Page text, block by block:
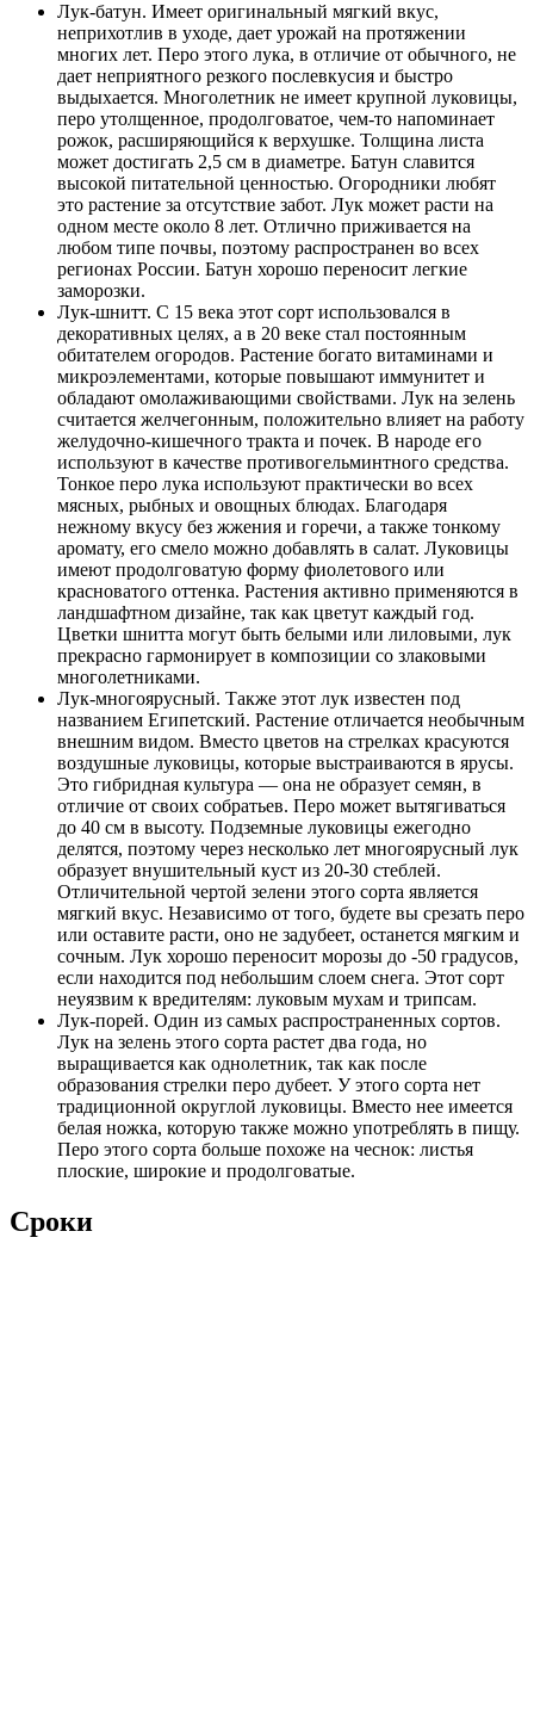
Лук-батун. Имеет оригинальный мягкий вкус,
неприхотлив в уходе, дает урожай на протяжении
многих лет. Перо этого лука, в отличие от обычного, не
дает неприятного резкого послевкусия и быстро
выдыхается. Многолетник не имеет крупной луковицы,
перо утолщенное, продолговатое, чем-то напоминает
рожок, расширяющийся к верхушке. Толщина листа
может достигать 2,5 см в диаметре. Батун славится
высокой питательной ценностью. Огородники любят
это растение за отсутствие забот. Лук может расти на
одном месте около 8 лет. Отлично приживается на
любом типе почвы, поэтому распространен во всех
регионах России. Батун хорошо переносит легкие
заморозки.
Лук-шнитт. С 15 века этот сорт использовался в
декоративных целях, а в 20 веке стал постоянным
обитателем огородов. Растение богато витаминами и
микроэлементами, которые повышают иммунитет и
обладают омолаживающими свойствами. Лук на зелень
считается желчегонным, положительно влияет на работу
желудочно-кишечного тракта и почек. В народе его
используют в качестве противогельминтного средства.
Тонкое перо лука используют практически во всех
мясных, рыбных и овощных блюдах. Благодаря
нежному вкусу без жжения и горечи, а также тонкому
аромату, его смело можно добавлять в салат. Луковицы
имеют продолговатую форму фиолетового или
красноватого оттенка. Растения активно применяются в
ландшафтном дизайне, так как цветут каждый год.
Цветки шнитта могут быть белыми или лиловыми, лук
прекрасно гармонирует в композиции со злаковыми
многолетниками.
Лук-многоярусный. Также этот лук известен под
названием Египетский. Растение отличается необычным
внешним видом. Вместо цветов на стрелках красуются
воздушные луковицы, которые выстраиваются в ярусы.
Это гибридная культура — она не образует семян, в
отличие от своих собратьев. Перо может вытягиваться
до 40 см в высоту. Подземные луковицы ежегодно
делятся, поэтому через несколько лет многоярусный лук
образует внушительный куст из 20-30 стеблей.
Отличительной чертой зелени этого сорта является
мягкий вкус. Независимо от того, будете вы срезать перо
или оставите расти, оно не задубеет, останется мягким и
сочным. Лук хорошо переносит морозы до -50 градусов,
если находится под небольшим слоем снега. Этот сорт
неуязвим к вредителям: луковым мухам и трипсам.
Лук-порей. Один из самых распространенных сортов.
Лук на зелень этого сорта растет два года, но
выращивается как однолетник, так как после
образования стрелки перо дубеет. У этого сорта нет
традиционной округлой луковицы. Вместо нее имеется
белая ножка, которую также можно употреблять в пищу.
Перо этого сорта больше похоже на чеснок: листья
плоские, широкие и продолговатые.
Сроки